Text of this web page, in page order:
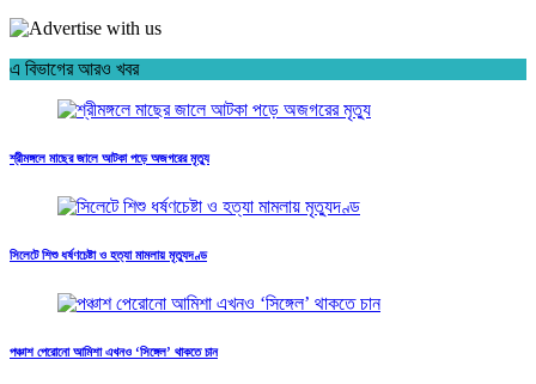
এ বিভাগের আরও খবর
শ্রীমঙ্গলে মাছের জালে আটকা পড়ে অজগরের মৃত্যু
সিলেটে শিশু ধর্ষণচেষ্টা ও হত্যা মামলায় মৃত্যুদণ্ড
পঞ্চাশ পেরোনো আমিশা এখনও ‘সিঙ্গেল’ থাকতে চান